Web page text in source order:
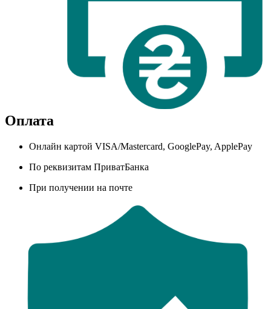
Оплата
Онлайн картой VISA/Mastercard, GooglePay, ApplePay
По реквизитам ПриватБанка
При получении на почте